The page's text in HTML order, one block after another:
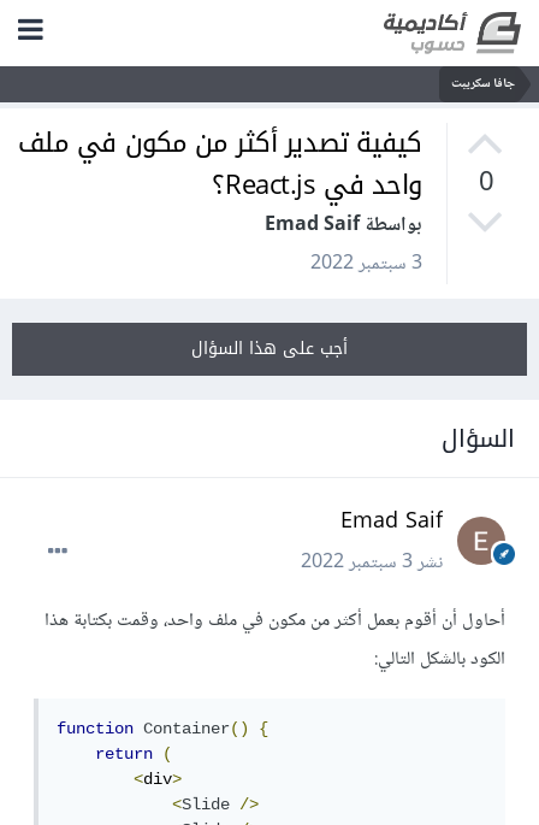
جافا سكريبت
0
كيفية تصدير أكثر من مكون في ملف
واحد في React.js؟
بواسطة Emad Saif
3 سبتمبر 2022
أجب على هذا السؤال
السؤال
Emad Saif
نشر3 سبتمبر 2022
أحاول أن أقوم بعمل أكثر من مكون في ملف واحد، وقمت بكتابة هذا
الكود بالشكل التالي:
function Container()
{
return
(
<div>
<Slide
/>